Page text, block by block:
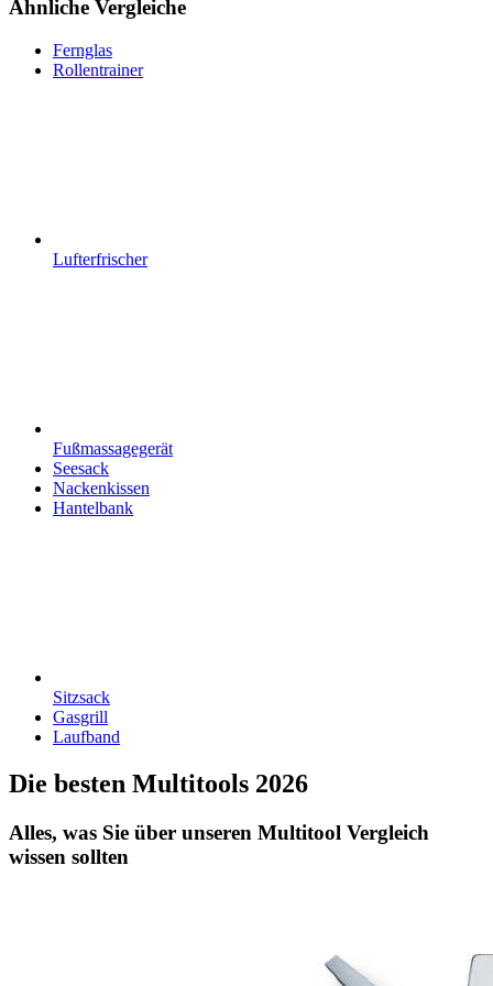
Ähnliche Vergleiche
Fernglas
Rollentrainer
Lufterfrischer
Fußmassagegerät
Seesack
Nackenkissen
Hantelbank
Sitzsack
Gasgrill
Laufband
Die besten Multitools 2026
Alles, was Sie über unseren Multitool Vergleich
wissen sollten